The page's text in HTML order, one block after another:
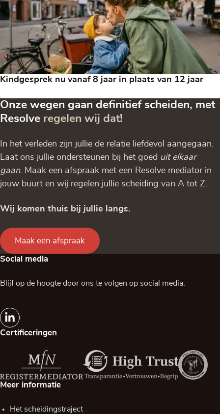
Kindgesprek nu vanaf 8 jaar in plaats van 12 jaar
Onze wegen gaan definitief scheiden, met
Resolve regelen wij dat!
In het verleden zijn jullie de relatie liefdevol aangegaan.
Laat ons jullie ondersteunen bij het goed uit elkaar
gaan. Maak een afspraak met een Resolve mediator in
jouw buurt en wij regelen jullie scheiding van A tot Z.
Wij komen thuis bij jullie langs.
Maak een afspraak
Social media
Blijf op de hoogte door ons te volgen op social media.
Certificeringen
Meer informatie
Het scheidingstraject